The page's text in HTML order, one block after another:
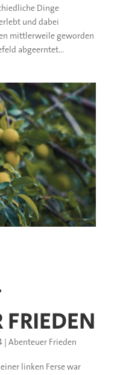
Dinge
und dabei
mittlerweile geworden
abgeerntet...
| Abenteuer Frieden
linken Ferse war